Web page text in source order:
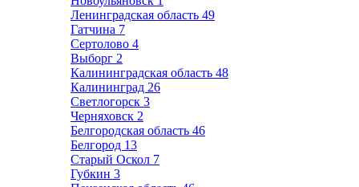
Ленинградская область 49
Гатчина 7
Сертолово 4
Выборг 2
Калининградская область 48
Калининград 26
Светлогорск 3
Черняховск 2
Белгородская область 46
Белгород 13
Старый Оскол 7
Губкин 3